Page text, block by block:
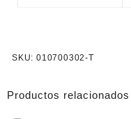
SKU: 010700302-T
Productos relacionados